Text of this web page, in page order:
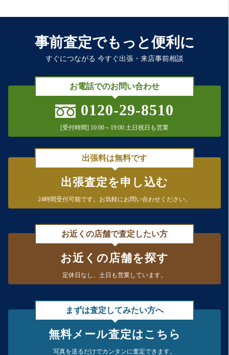
事前査定でもっと便利に
すぐにつながる 今すぐ出張・来店事前相談
お電話でのお問い合わせ
0120-29-8510
[受付時間] 10:00～19:00 土日祝日も営業
出張料は無料です
出張査定を申し込む
24時間受付可能です。 お気軽にお問い合わせください。
お近くの店舗で査定したい方
お近くの店舗を探す
定休日なし、 土日も営業しています。
まずは査定してみたい方へ
無料メール査定はこちら
写真を送るだけでカンタンに査定できます。